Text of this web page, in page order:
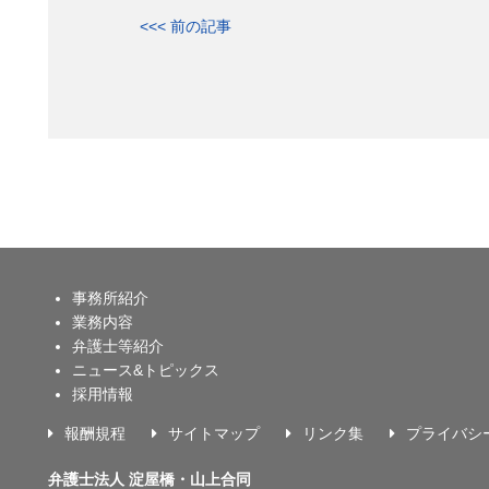
<<< 前の記事
事務所紹介
業務内容
弁護士等紹介
ニュース&トピックス
採用情報
報酬規程 サイトマップ リンク集 プライバシ
弁護士法人 淀屋橋・山上合同